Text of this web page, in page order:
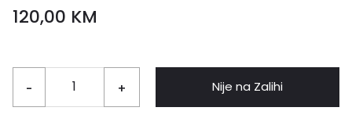
120,00 KM
- + Nije na Zalihi